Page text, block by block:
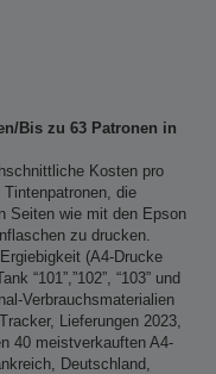
Bis zu 63 Patronen in
Kosten pro
die
Seiten wie mit den Epson
zu drucken.
(A4-Drucke
“101”,”102”, “103” und
Verbrauchsmaterialien
Lieferungen 2023,
40 meistverkauften A4-
Deutschland,